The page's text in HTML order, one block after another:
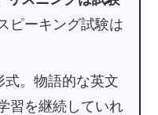
ピーキング試験は
。物語的な英文
習を継続していれ